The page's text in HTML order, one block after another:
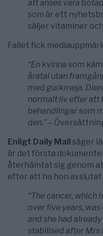
att anses vara
som är ett
säljer vitaminer
Fallet fick
“En kvinna som
åratal utan
med gurkmeja.
normalt liv efter att
behandlingar som
den.” –
Enligt Daily Mailsäger
är det första
återhämtat sig genom
efter att ha hon
“The cancer, which
over five years,
and she had
stabilised after Mrs